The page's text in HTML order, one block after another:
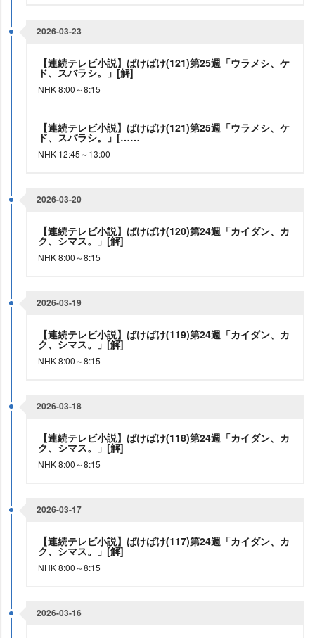
2026-03-23
【連続テレビ小説】ばけばけ(121)第25週「ウラメシ、ケ
ド、スバラシ。」[解]
NHK 8:00～8:15
【連続テレビ小説】ばけばけ(121)第25週「ウラメシ、ケ
ド、スバラシ。」[……
NHK 12:45～13:00
2026-03-20
【連続テレビ小説】ばけばけ(120)第24週「カイダン、カ
ク、シマス。」[解]
NHK 8:00～8:15
2026-03-19
【連続テレビ小説】ばけばけ(119)第24週「カイダン、カ
ク、シマス。」[解]
NHK 8:00～8:15
2026-03-18
【連続テレビ小説】ばけばけ(118)第24週「カイダン、カ
ク、シマス。」[解]
NHK 8:00～8:15
2026-03-17
【連続テレビ小説】ばけばけ(117)第24週「カイダン、カ
ク、シマス。」[解]
NHK 8:00～8:15
2026-03-16